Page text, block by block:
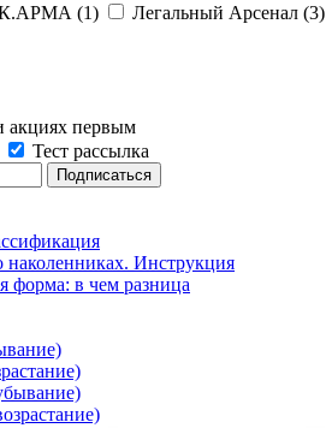
(1) Легальный Арсенал (3)
акциях первым
Тест рассылка
наколенниках. Инструкция
форма: в чем разница